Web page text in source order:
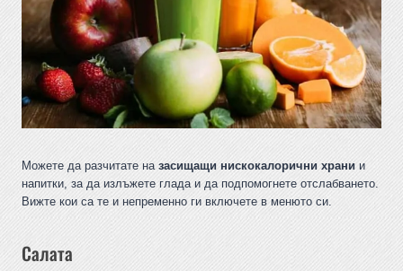
Можете да разчитате на засищащи нискокалорични храни и
напитки, за да излъжете глада и да подпомогнете отслабването.
Вижте кои са те и непременно ги включете в менюто си.
Салата